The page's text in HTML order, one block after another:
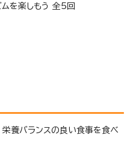
を楽しもう 全5回
養バランスの良い食事を食べ